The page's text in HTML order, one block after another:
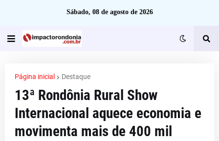
Sábado, 08 de agosto de 2026
Página inicial Destaque
13ª Rondônia Rural Show
Internacional aquece economia e
movimenta mais de 400 mil